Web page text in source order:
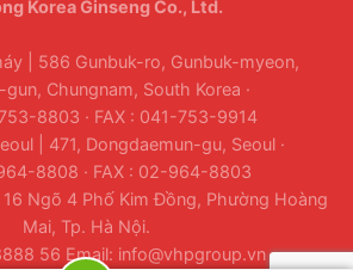
Korea Ginseng Co., Ltd.
| 586 Gunbuk-ro, Gunbuk-myeon,
Chungnam, South Korea ·
8803 · FAX : 041-753-9914
| 471, Dongdaemun-gu, Seoul ·
8808 · FAX : 02-964-8803
16 Ngõ 4 Phố Kim Đồng, Phường Hoàng
Mai, Tp. Hà Nội.
56 Email: info@vhpgroup.vn